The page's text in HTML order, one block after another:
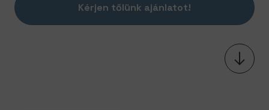
Kérjen tőlünk ajánlatot!